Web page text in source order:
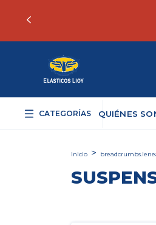
CATEGORÍAS QUIÉNES
Inicio >